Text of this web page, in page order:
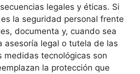
legales y éticas. Si
la seguridad personal frente
documenta y, cuando sea
asesoría legal o tutela de las
medidas tecnológicas son
la protección que